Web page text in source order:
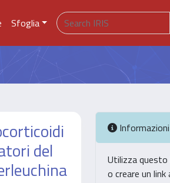
Sfoglia
del
Informazioni
Utilizza
o creare un